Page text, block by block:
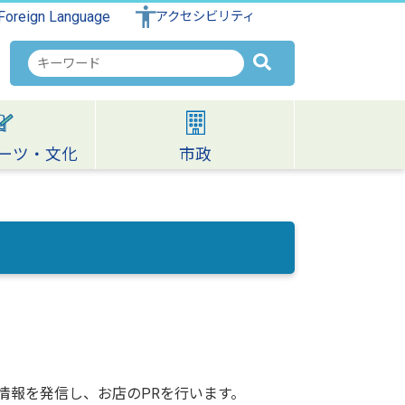
Language アクセシビリティ
検
索
キ
ワ
ー
ツ・文化 市政
を発信し、お店のPRを行います。